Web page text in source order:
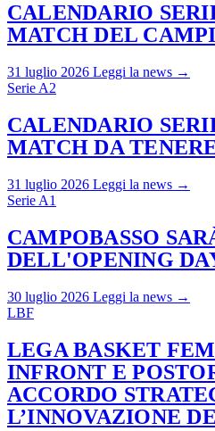
CALENDARIO
MATCH DEL
31 luglio 2026 Leggi la news →
Serie A2
CALENDARIO
MATCH DA
31 luglio 2026 Leggi la news →
Serie A1
CAMPOBASSO
DELL'OPENING
30 luglio 2026 Leggi la news →
LBF
LEGA BASKET
INFRONT E
ACCORDO
L’INNOVAZIONE